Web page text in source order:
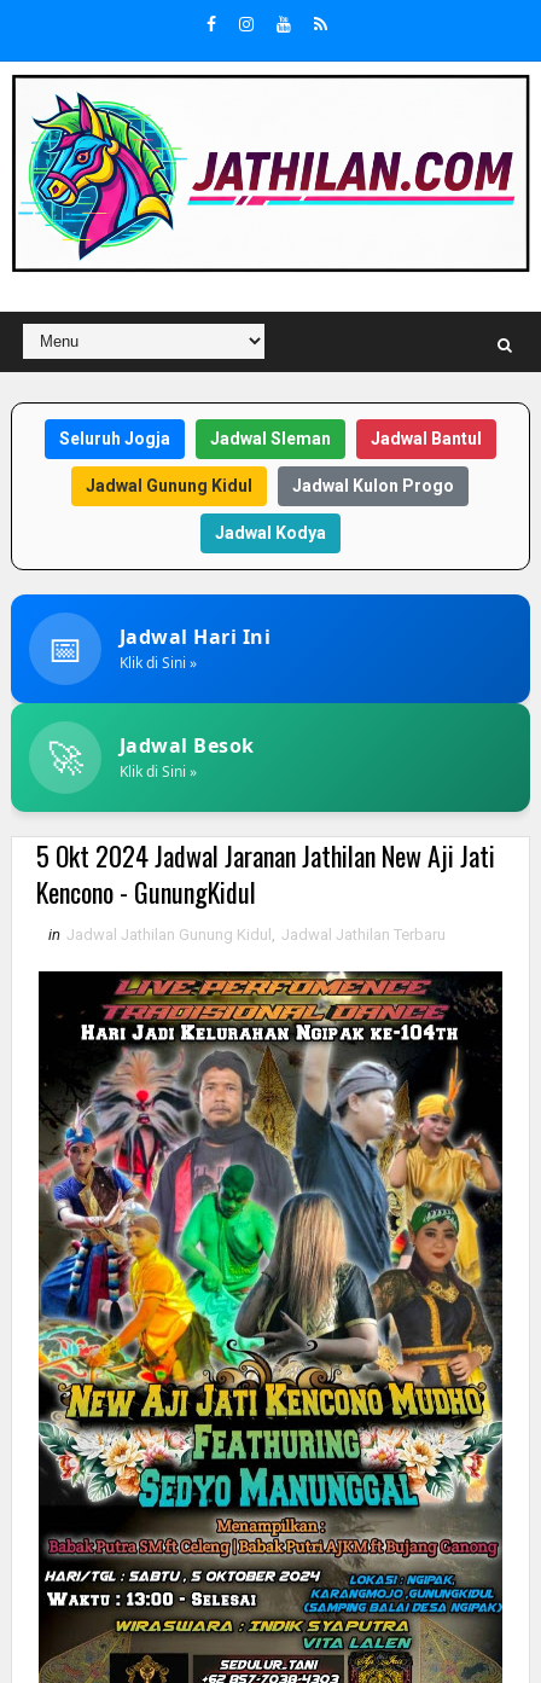
Seluruh Jogja Jadwal Sleman Jadwal Bantul
Jadwal Gunung Kidul Jadwal Kulon Progo
Jadwal Kodya
📅 Jadwal Hari Ini
Klik di Sini »
🚀 Jadwal Besok
Klik di Sini »
5 Okt 2024 Jadwal Jaranan Jathilan New Aji Jati
Kencono - GunungKidul
in Jadwal Jathilan Gunung Kidul Jadwal Jathilan Terbaru